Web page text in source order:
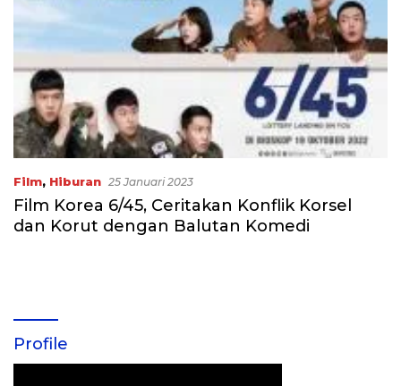
Film, Hiburan 25 Januari 2023
Film Korea 6/45, Ceritakan Konflik Korsel
dan Korut dengan Balutan Komedi
Profile